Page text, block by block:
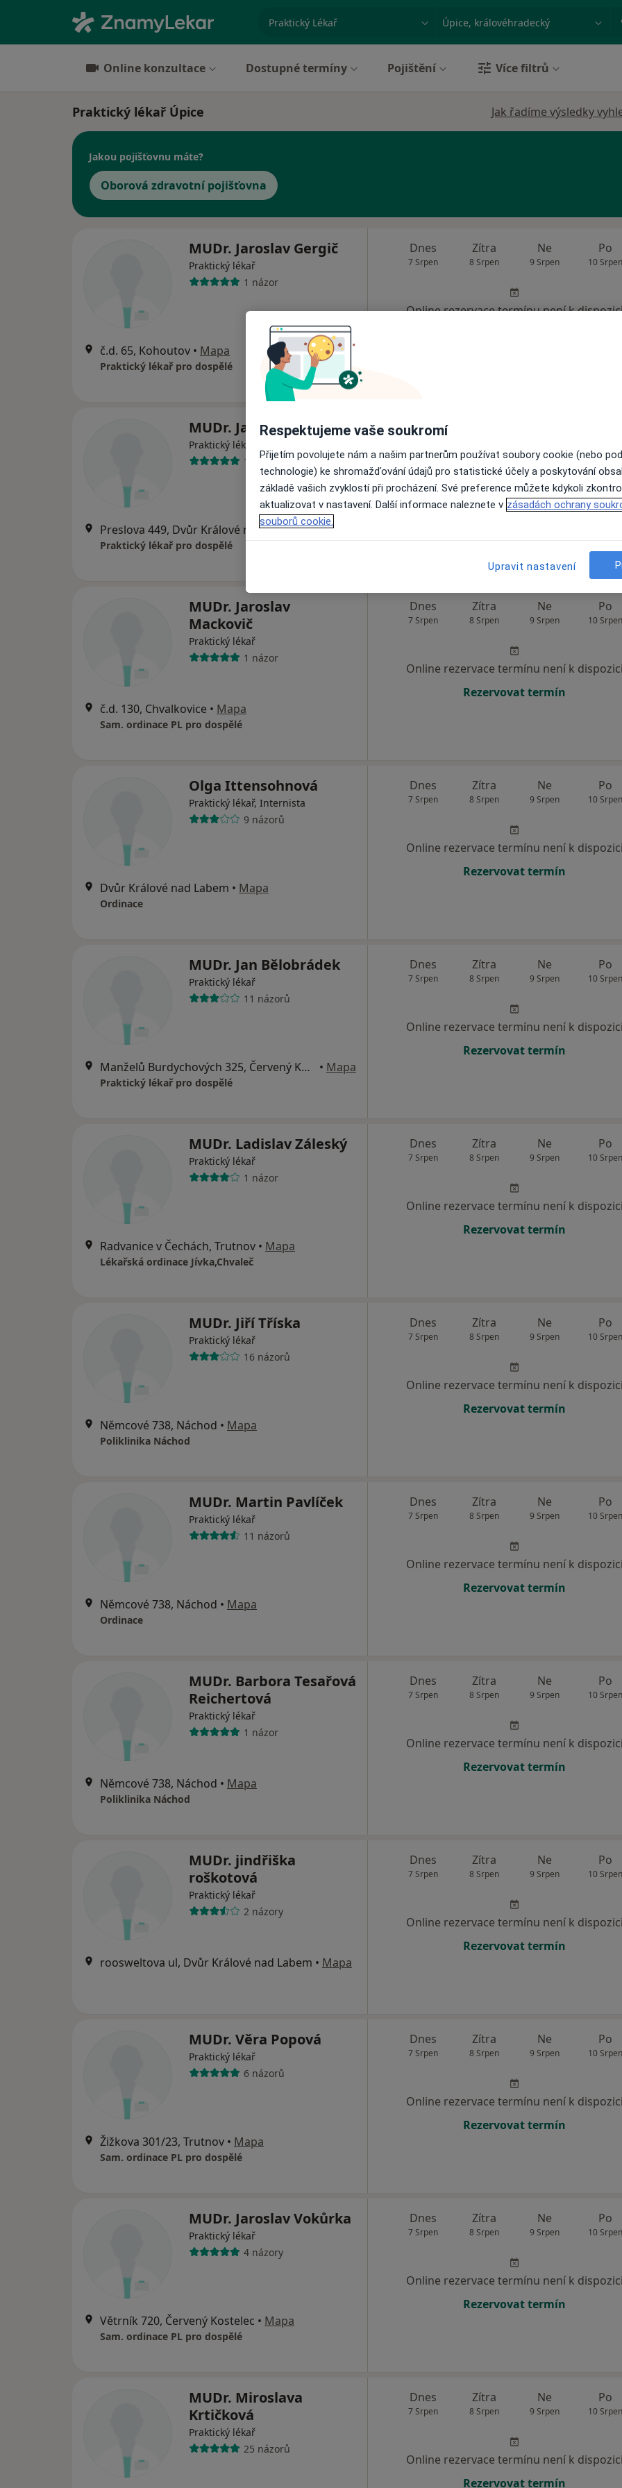
specializace, nemoc nebo příjmeníMěsto nebo region
Online konzultace Dostupné termíny Pojištění Více filtrů
Praktický lékař Úpice Jak řadíme výsledky
Jakou pojišťovnu máte?
Oborová zdravotní pojišťovna
MUDr. Jaroslav Gergič
Praktický lékař
1 názor
č.d. 65, Kohoutov • Mapa
Praktický lékař pro dospělé
Dnes
7 Srpen
Zítra
8 Srpen
Ne
9 Srpen
Po
10 Srpen
Online rezervace termínu není k
MUDr. Jaroslav Gergič
Praktický lékař
1 názor
Preslova 449, Dvůr Králové nad Labem•Mapa
Praktický lékař pro dospělé
Dnes
Online rezervace termínu není k
Rezervovat termín
MUDr. Jaroslav
Mackovič
Praktický lékař
1 názor
č.d. 130, Chvalkovice • Mapa
Sam. ordinace PL pro dospělé
Dnes
7 Srpen
Zítra
8 Srpen
Ne
9 Srpen
Po
10 Srpen
Online rezervace termínu není k dispozici
Rezervovat termín
Olga Ittensohnová
Praktický lékař, Internista
9 názorů
Dvůr Králové nad Labem • Mapa
Ordinace
Dnes
7 Srpen
Zítra
8 Srpen
Ne
9 Srpen
Po
10 Srpen
Online rezervace termínu není k dispozici
Rezervovat termín
MUDr. Jan Bělobrádek
Praktický lékař
11 názorů
Manželů Burdychových 325, Červený Kostelec • Mapa
Praktický lékař pro dospělé
Dnes
7 Srpen
Zítra
8 Srpen
Ne
9 Srpen
Po
10 Srpen
Online rezervace termínu není k dispozici
Rezervovat termín
MUDr. Ladislav Záleský
Praktický lékař
1 názor
Radvanice v Čechách, Trutnov • Mapa
Lékařská ordinace Jívka,Chvaleč
Dnes
7 Srpen
Zítra
8 Srpen
Ne
9 Srpen
Po
10 Srpen
Online rezervace termínu není k dispozici
Rezervovat termín
MUDr. Jiří Tříska
Praktický lékař
16 názorů
Němcové 738, Náchod • Mapa
Poliklinika Náchod
Dnes
7 Srpen
Zítra
8 Srpen
Ne
9 Srpen
Po
10 Srpen
Online rezervace termínu není k dispozici
Rezervovat termín
MUDr. Martin Pavlíček
Praktický lékař
11 názorů
Němcové 738, Náchod • Mapa
Ordinace
Dnes
7 Srpen
Zítra
8 Srpen
Ne
9 Srpen
Po
10 Srpen
Online rezervace termínu není k dispozici
Rezervovat termín
MUDr. Barbora Tesařová
Reichertová
Praktický lékař
1 názor
Němcové 738, Náchod • Mapa
Poliklinika Náchod
Dnes
7 Srpen
Zítra
8 Srpen
Ne
9 Srpen
Po
10 Srpen
Online rezervace termínu není k dispozici
Rezervovat termín
MUDr. jindřiška
roškotová
Praktický lékař
2 názory
roosweltova ul, Dvůr Králové nad Labem • Mapa
Dnes
7 Srpen
Zítra
8 Srpen
Ne
9 Srpen
Po
10 Srpen
Online rezervace termínu není k dispozici
Rezervovat termín
MUDr. Věra Popová
Praktický lékař
6 názorů
Žižkova 301/23, Trutnov • Mapa
Sam. ordinace PL pro dospělé
Dnes
7 Srpen
Zítra
8 Srpen
Ne
9 Srpen
Po
10 Srpen
Online rezervace termínu není k dispozici
Rezervovat termín
MUDr. Jaroslav Vokůrka
Praktický lékař
4 názory
Větrník 720, Červený Kostelec • Mapa
Sam. ordinace PL pro dospělé
Dnes
7 Srpen
Zítra
8 Srpen
Ne
9 Srpen
Po
10 Srpen
Online rezervace termínu není k dispozici
Rezervovat termín
MUDr. Miroslava
Krtičková
Praktický lékař
25 názorů
Dnes
7 Srpen
Zítra
8 Srpen
Ne
9 Srpen
Po
10 Srpen
Online rezervace termínu není k dispozici
Rezervovat termín
Respektujeme vaše soukromí
Přijetím povolujete nám a našim partnerům používat soubory cookie (nebo
technologie) ke shromažďování údajů pro statistické účely a poskytování
základě vašich zvyklostí při procházení. Své preference můžete kdykoli
aktualizovat v nastavení. Další informace naleznete v zásadách ochrany
souborů cookie.
Upravit nastavení